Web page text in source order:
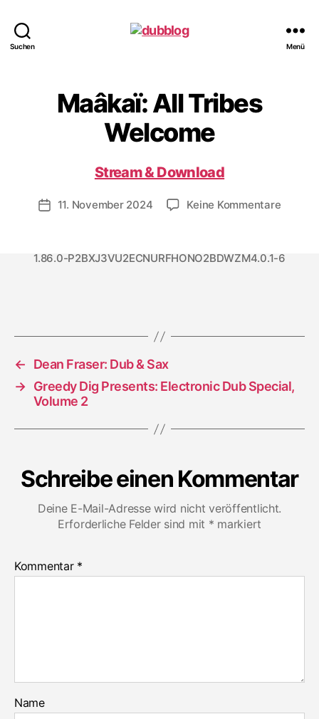
Suchen Menü
Maâkaï: All Tribes
Welcome
Stream & Download
Veröffentlichungsdatum
11. November 2024 Keine Kommentarezu
Tribes
1.86.0-P2BXJ3VU2ECNURFHONO2BDWZM4.0.1-6
←
Dean Fraser: Dub & Sax
→ Greedy Dig Presents: Electronic Dub Special,
Volume 2
Schreibe einen Kommentar
Deine E-Mail-Adresse wird nicht veröffentlicht.
Erforderliche Felder sind mit * markiert
Kommentar *
Name